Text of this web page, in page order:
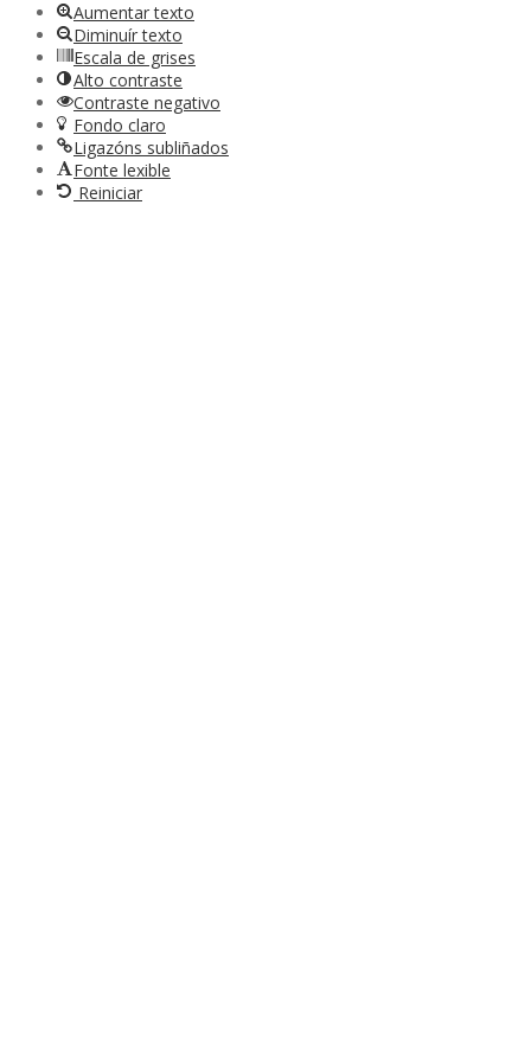
Aumentar texto
Diminuír texto
Escala de grises
Alto contraste
Contraste negativo
Fondo claro
Ligazóns subliñados
Fonte lexible
Reiniciar